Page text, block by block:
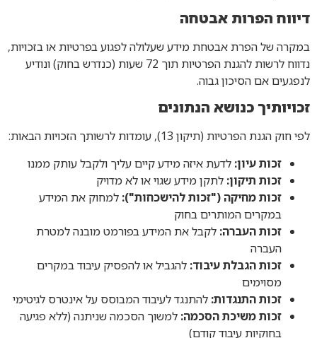
דיווח הפרות אבטחה
במקרה של הפרת אבטחת מידע שעלולה לפגוע בפרטיות או בזכויות,
נדווח לרשות להגנת הפרטיות תוך 72 שעות (כנדרש בחוק) ונודיע
לנפגעים אם הסיכון גבוה.
זכויותיך כנושא הנתונים
לפי חוק הגנת הפרטיות (תיקון 13), עומדות לרשותך הזכויות הבאות:
זכות עיון: לדעת איזה מידע קיים עליך ולקבל עותק ממנו
זכות תיקון: לתקן מידע שגוי או לא מדויק
זכות מחיקה ("זכות להישכחות"): למחוק את המידע
במקרים המותרים בחוק
זכות העברה: לקבל את המידע בפורמט מובנה למטרת
העברה
זכות הגבלת עיבוד: להגביל או להפסיק עיבוד במקרים
מסוימים
זכות התנגדות: להתנגד לעיבוד המבוסס על אינטרס לגיטימי
זכות משיכת הסכמה: למשוך הסכמה שניתנה (ללא פגיעה
בחוקיות עיבוד קודם)